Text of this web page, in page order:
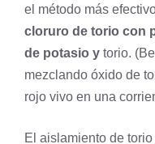
el método más
cloruro de torio con
de potasio y torio.
mezclando óxido de
rojo vivo en una
El aislamiento de